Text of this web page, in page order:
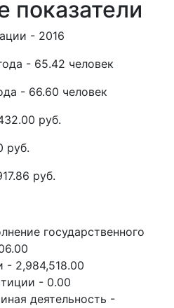
показатели
- 2016
- 65.42 человек
- 66.60 человек
руб.
руб.
руб.
государственного
- 2,984,518.00
- 0.00
деятельность -